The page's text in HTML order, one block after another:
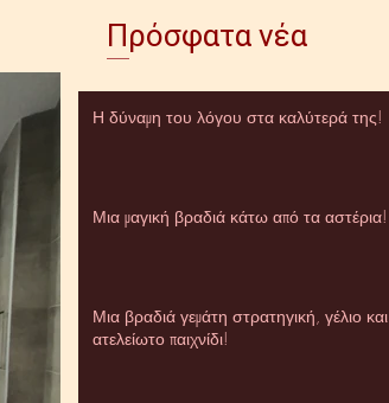
Πρόσφατα νέα
Η δύναμη του λόγου στα καλύτερά της!
Μια μαγική βραδιά κάτω από τα αστέρια!
Μια βραδιά γεμάτη στρατηγική, γέλιο και
ατελείωτο παιχνίδι!